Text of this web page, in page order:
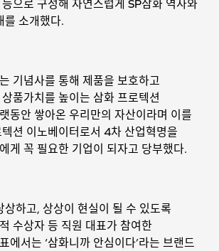
으로 구성해 자연스럽게 SP삼화 역사와
를 소개했다.
기념사를 통해 제품을 보호하고
품가치를 높이는 삼화 프로텍션
동안 쌓아온 우리만의 자산이라며 이를
션 이노베이터로서 4차 산업혁명을
게 꼭 필요한 기업이 되자고 당부했다.
상하고, 상상이 현실이 될 수 있도록
수상자 등 직원 대표가 참여한
에서는 ‘삼화니까 안심이다’라는 브랜드